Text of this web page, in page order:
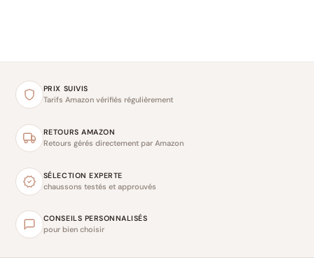
PRIX SUIVIS
Tarifs Amazon vérifiés régulièrement
RETOURS AMAZON
Retours gérés directement par Amazon
SÉLECTION EXPERTE
chaussons testés et approuvés
CONSEILS PERSONNALISÉS
pour bien choisir